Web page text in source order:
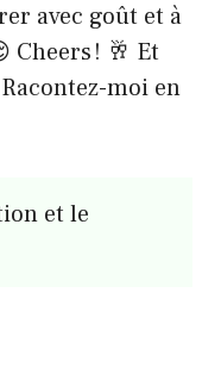
avec goût et à
Cheers ! 🥂 Et
Racontez-moi en
et le